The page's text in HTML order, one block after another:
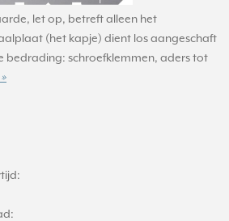
let op, betreft alleen het
(het kapje) dient los aangeschaft
bedrading: schroefklemmen, aders tot